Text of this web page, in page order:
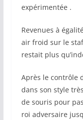
expérimentée .
Revenues à
air froid sur le
restait plus
Après le contrôle
dans son style
de souris pour
roi adversaire